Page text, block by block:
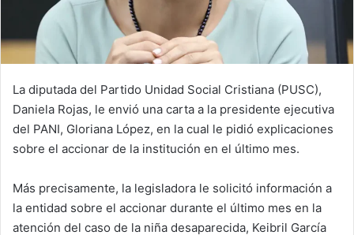
La diputada del Partido Unidad Social Cristiana (PUSC),
Daniela Rojas, le envió una carta a la presidente ejecutiva
del PANI, Gloriana López, en la cual le pidió explicaciones
sobre el accionar de la institución en el último mes.
Más precisamente, la legisladora le solicitó información a
la entidad sobre el accionar durante el último mes en la
atención del caso de la niña desaparecida, Keibril García